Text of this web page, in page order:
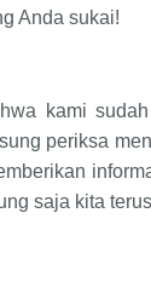
Anda sukai!
kami
periksa
saja kita